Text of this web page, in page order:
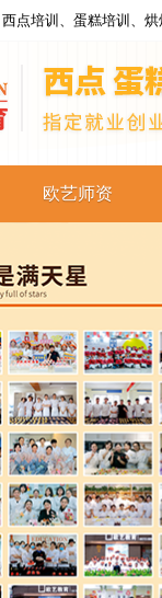
点培训、蛋糕培训、
欧艺师资